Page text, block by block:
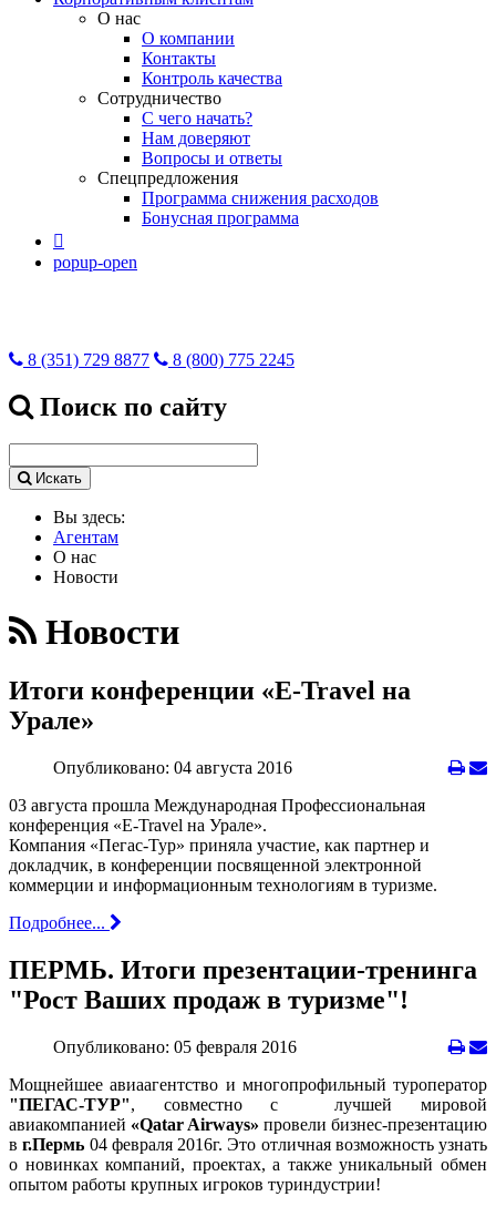
О нас
О компании
Контакты
Контроль качества
Сотрудничество
С чего начать?
Нам доверяют
Вопросы и ответы
Спецпредложения
Программа снижения расходов
Бонусная программа

popup-open
8 (351) 729 8877 8 (800) 775 2245
Поиск по сайту
Искать
Вы здесь:
Агентам
О нас
Новости
Новости
Итоги конференции «E-Travel на
Урале»
Опубликовано: 04 августа 2016
03 августа прошла Международная Профессиональная
конференция «E-Travel на Урале».
Компания «Пегас-Тур» приняла участие, как партнер и
докладчик, в конференции посвященной электронной
коммерции и информационным технологиям в туризме.
Подробнее...
ПЕРМЬ. Итоги презентации-тренинга
"Рост Ваших продаж в туризме"!
Опубликовано: 05 февраля 2016
Мощнейшее авиаагентство и многопрофильный туроператор
"ПЕГАС-ТУР", совместно с лучшей мировой
авиакомпанией «Qatar Airways» провели бизнес-презентацию
вг.Пермь 04 февраля 2016г. Это отличная возможность узнать
о новинках компаний, проектах, а также уникальный обмен
опытом работы крупных игроков туриндустрии!